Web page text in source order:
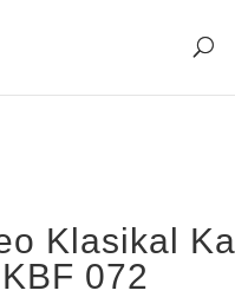
Klasikal
072